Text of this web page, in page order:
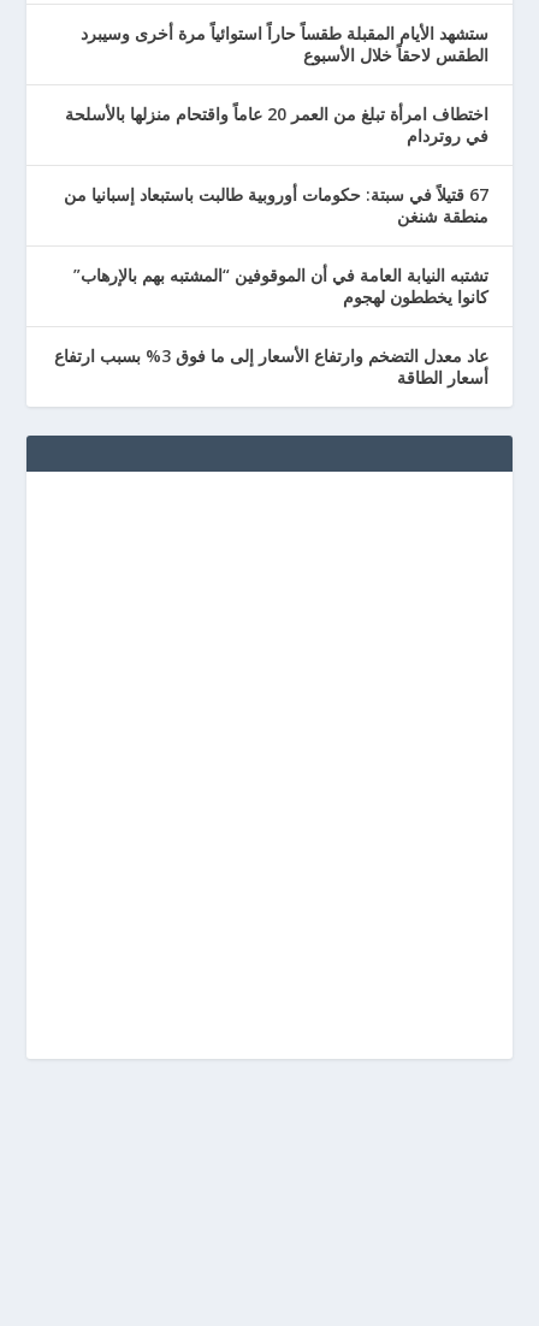
ستشهد الأيام المقبلة طقساً حاراً استوائياً مرة أخرى وسيبرد
الطقس لاحقاً خلال الأسبوع
اختطاف امرأة تبلغ من العمر 20 عاماً واقتحام منزلها بالأسلحة
في روتردام
67 قتيلاً في سبتة: حكومات أوروبية طالبت باستبعاد إسبانيا من
منطقة شنغن
تشتبه النيابة العامة في أن الموقوفين “المشتبه بهم بالإرهاب”
كانوا يخططون لهجوم
عاد معدل التضخم وارتفاع الأسعار إلى ما فوق 3% بسبب ارتفاع
أسعار الطاقة